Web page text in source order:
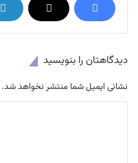
دیدگاهتان را بنویسید
نشانی ایمیل شما منتشر نخواهد شد.